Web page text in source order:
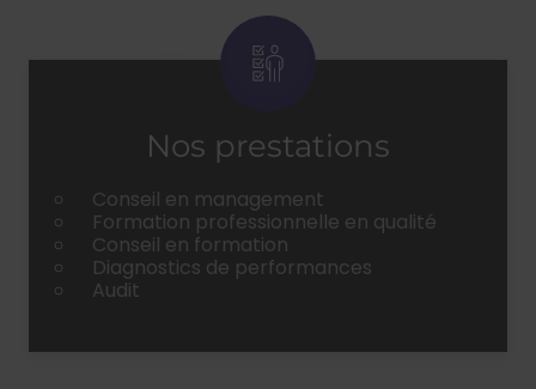
Nos prestations
Conseil en management
Formation professionnelle en qualité
Conseil en formation
Diagnostics de performances
Audit